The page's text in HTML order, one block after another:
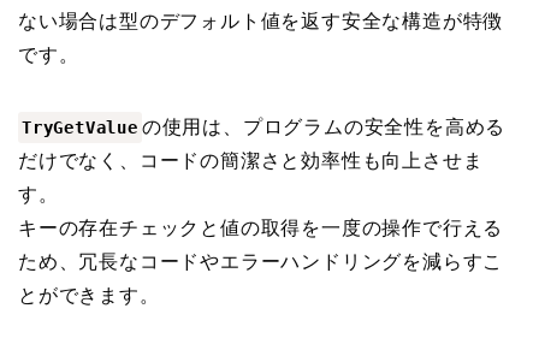
ない場合は型のデフォルト値を返す安全な構造が特徴
です。
TryGetValue の使用は、プログラムの安全性を高める
だけでなく、コードの簡潔さと効率性も向上させま
す。
キーの存在チェックと値の取得を一度の操作で行える
ため、冗長なコードやエラーハンドリングを減らすこ
とができます。